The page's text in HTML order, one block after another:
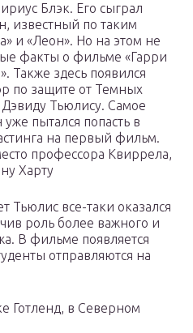
Блэк. Его сыграл
известный по таким
и «Леон». Но на этом не
факты о фильме «Гарри
Также здесь появился
по защите от Темных
Тьюлису. Самое
пытался попасть в
на первый фильм.
профессора Квиррела,
Харту
Тьюлис все-таки оказался
роль более важного и
В фильме появляется
отправляются на
Готленд, в Северном